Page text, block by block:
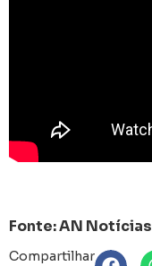
Fonte: AN Notícias
Compartilhar